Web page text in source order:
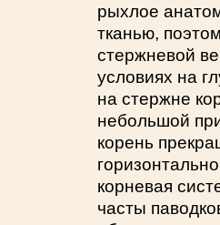
рыхлое
тканью,
стержневой
условиях на
на стержне
небольшой
корень
корневая
часты